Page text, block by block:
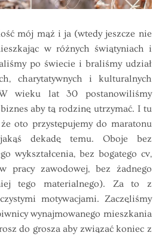
mój mąż i ja (wtedy jeszcze nie
w różnych świątyniach i
po świecie i braliśmy udział
charytatywnych i kulturalnych
W wieku lat 30 postanowiliśmy
aby tą rodzinę utrzymać. I tu
oto przystępujemy do maratonu
dekadę temu. Oboje bez
wykształcenia, bez bogatego cv,
pracy zawodowej, bez żadnego
tego materialnego). Za to z
motywacjami. Zaczęliśmy
wynajmowanego mieszkania
do grosza aby związać koniec z